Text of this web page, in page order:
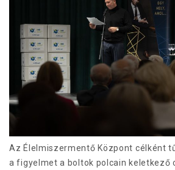
Az Élelmiszermentő Központ célként
a figyelmet a boltok polcain keletkező